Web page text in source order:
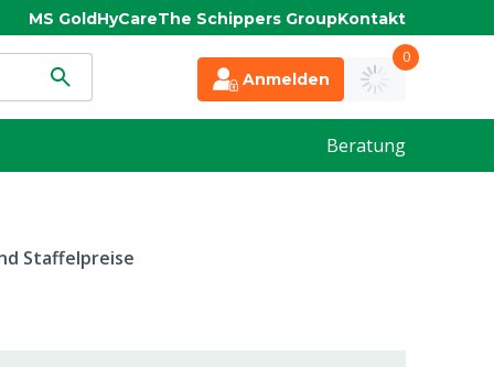
MS GoldHyCareThe Schippers GroupKontakt
Anmelden
0
Beratung
Staffelpreise